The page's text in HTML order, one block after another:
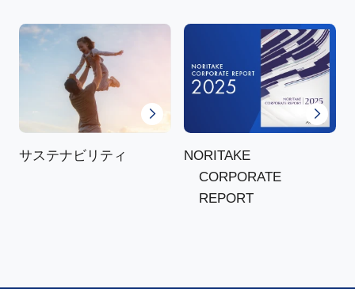
サステナビリティ
NORITAKE
CORPORATE
REPORT